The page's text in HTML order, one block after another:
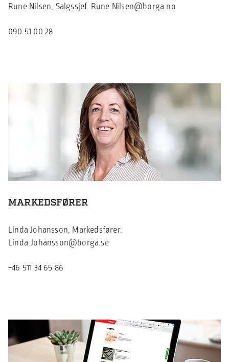
Rune Nilsen, Salgssjef. Rune.Nilsen@borga.no
090 51 00 28
MARKEDSFØRER
Linda Johansson, Markedsfører.
Linda.Johansson@borga.se
+46 511 34 65 86